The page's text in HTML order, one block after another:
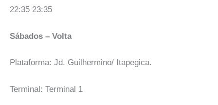
22:35 23:35
Sábados – Volta
Plataforma: Jd. Guilhermino/ Itapegica.
Terminal: Terminal 1